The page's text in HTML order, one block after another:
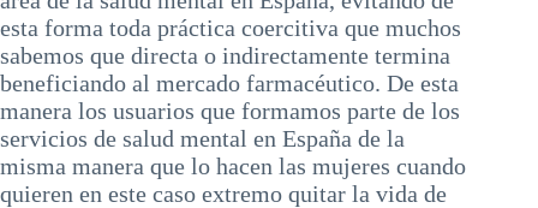
esta forma toda práctica coercitiva que muchos
sabemos que directa o indirectamente termina
beneficiando al mercado farmacéutico. De esta
manera los usuarios que formamos parte de los
servicios de salud mental en España de la
misma manera que lo hacen las mujeres cuando
quieren en este caso extremo quitar la vida de